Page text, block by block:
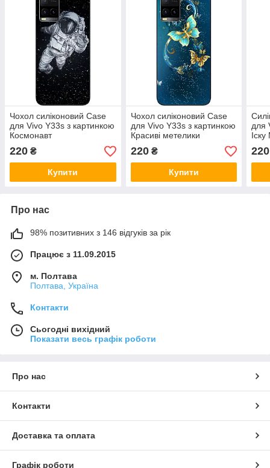
Чохол силіконовий Case
для Vivo Y33s з картинкою
Космонавт
220 ₴
Купити
Чохол силіконовий Case
для Vivo Y33s з картинкою
Красиві метелики
220₴
Купити
для
Іску
220
Про нас
98% позитивних з 146 відгуків за рік
Працює з 11.09.2015
м. Полтава
Полтава, Україна
Контакти
Сьогодні вихідний
Показати весь графік роботи
Про нас
Контакти
Доставка та оплата
Графік роботи